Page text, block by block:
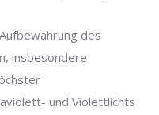
des
insbesondere
und Violettlichts